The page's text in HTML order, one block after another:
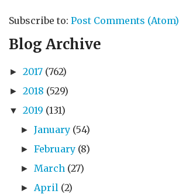
Subscribe to: Post Comments (Atom)
Blog Archive
► 2017 (762)
► 2018 (529)
▼ 2019 (131)
►January (54)
►February (8)
► March (27)
► April (2)